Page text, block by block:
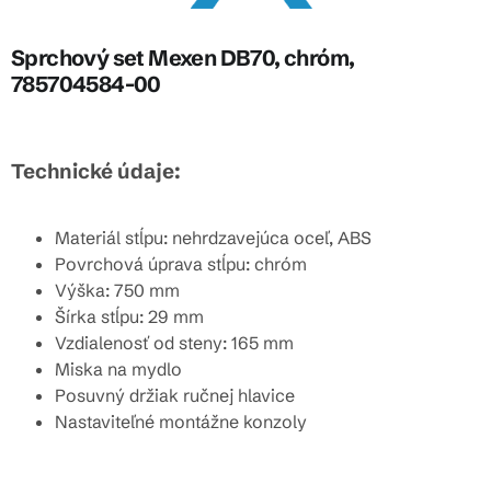
Sprchový set Mexen DB70, chróm,
785704584-00
Technické údaje:
Materiál stĺpu: nehrdzavejúca oceľ, ABS
Povrchová úprava stĺpu: chróm
Výška: 750 mm
Šírka stĺpu: 29 mm
Vzdialenosť od steny: 165 mm
Miska na mydlo
Posuvný držiak ručnej hlavice
Nastaviteľné montážne konzoly